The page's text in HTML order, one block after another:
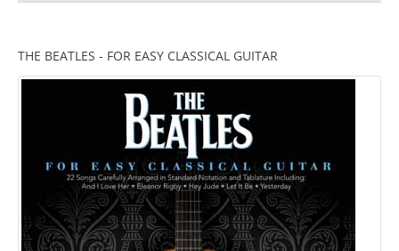
THE BEATLES - FOR EASY CLASSICAL GUITAR